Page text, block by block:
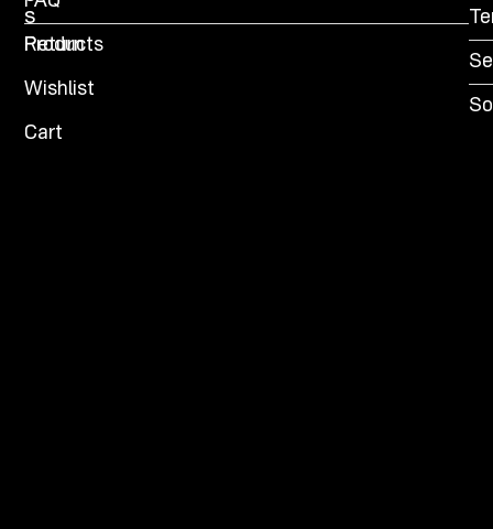
s
Products
Wishlist
Cart
Return